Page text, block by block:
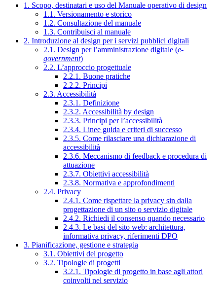
1. Scopo, destinatari e uso del Manuale operativo di design
1.1. Versionamento e storico
1.2. Consultazione del manuale
1.3. Contribuisci al manuale
2. Introduzione al design per i servizi pubblici digitali
2.1. Design per l’amministrazione digitale (e-
government)
2.2. L’approccio progettuale
2.2.1. Buone pratiche
2.2.2. Principi
2.3. Accessibilità
2.3.1. Definizione
2.3.2. Accessibilità by design
2.3.3. Principi per l’accessibilità
2.3.4. Linee guida e criteri di successo
2.3.5. Come rilasciare una dichiarazione di
accessibilità
2.3.6. Meccanismo di feedback e procedura di
attuazione
2.3.7. Obiettivi accessibilità
2.3.8. Normativa e approfondimenti
2.4. Privacy
2.4.1. Come rispettare la privacy sin dalla
progettazione di un sito o servizio digitale
2.4.2. Richiedi il consenso quando necessario
2.4.3. Le basi del sito web: architettura,
informativa privacy, riferimenti DPO
3. Pianificazione, gestione e strategia
3.1. Obiettivi del progetto
3.2. Tipologie di progetti
3.2.1. Tipologie di progetto in base agli attori
coinvolti nel servizio